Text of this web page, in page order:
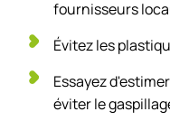
fournisseurs
Évitez les
Essayez
éviter le